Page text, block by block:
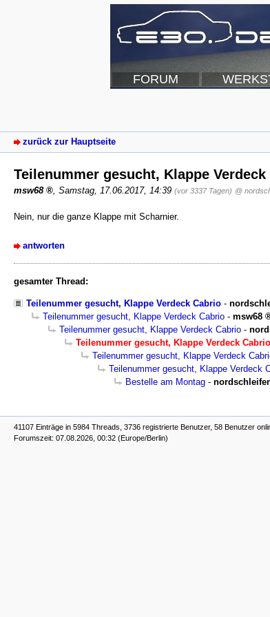
FORUM
zurück zur Hauptseite
Teilenummer gesucht, Klappe Verdeck
msw68 Samstag, 17.06.2017, 14:39 (vor 3337 Tagen) @
Nein, nur die ganze Klappe mit Scharnier.
antworten
gesamter Thread:
Teilenummer gesucht, Klappe Verdeck Cabrio -
Teilenummer gesucht, Klappe Verdeck Cabrio - msw68
Teilenummer gesucht, Klappe Verdeck Cabrio -
Teilenummer gesucht, Klappe Verdeck Cabrio
Teilenummer gesucht, Klappe Verdeck
Teilenummer gesucht, Klappe Verdeck
Bestelle am Montag -
41107 Einträge in 5984 Threads, 3736 registrierte Benutzer, 58 Benutzer
Forumszeit: 07.08.2026, 00:32 (Europe/Berlin)